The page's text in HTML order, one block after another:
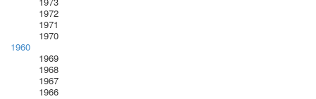
1972
1971
1970
1960
1969
1968
1967
1966